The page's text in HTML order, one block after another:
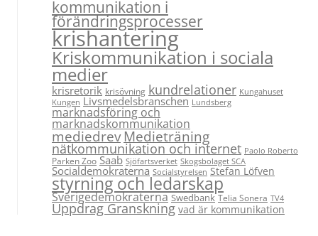
kommunikation i
förändringsprocesser
krishantering
Kriskommunikation i sociala
medier
krisretorik krisövning kundrelationer Kungahuset
Kungen Livsmedelsbranschen Lundsberg
marknadsföring och
marknadskommunikation
mediedrevMedieträning
nätkommunikation och internet Paolo Roberto
Parken Zoo Saab Sjöfartsverket Skogsbolaget SCA
Socialdemokraterna Socialstyrelsen Stefan Löfven
styrning och ledarskap
Sverigedemokraterna Swedbank Telia Sonera TV4
Uppdrag Granskning vad är kommunikation